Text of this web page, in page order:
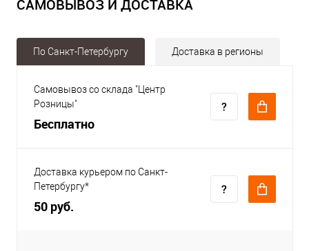
САМОВЫВОЗ И ДОСТАВКА
По Санкт-Петербургу Доставка в регионы
Самовывоз со склада "Центр
Розницы"
Бесплатно
Доставка курьером по Санкт-
Петербургу*
50 руб.